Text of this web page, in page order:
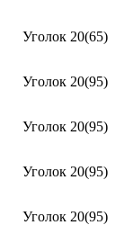
Уголок 20(65)
Уголок 20(95)
Уголок 20(95)
Уголок 20(95)
Уголок 20(95)